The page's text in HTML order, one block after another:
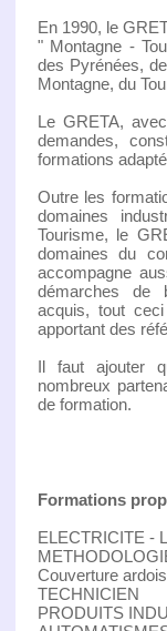
En 1990, le
" Montagne -
des Pyrénées,
Montagne, du
Le GRETA,
demandes,
formations
Outre les
domaines
Tourisme, le
domaines du
accompagne
démarches de
acquis, tout
apportant des
Il faut ajouter
nombreux
de formation.
Formations
ELECTRICITE -
Couverture
TECHNICIEN
PRODUITS